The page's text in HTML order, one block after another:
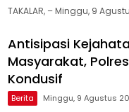
TAKALAR, – Minggu, 9
Antisipasi
Masyarakat,
Kondusif
Berita Minggu, 9 Agustus